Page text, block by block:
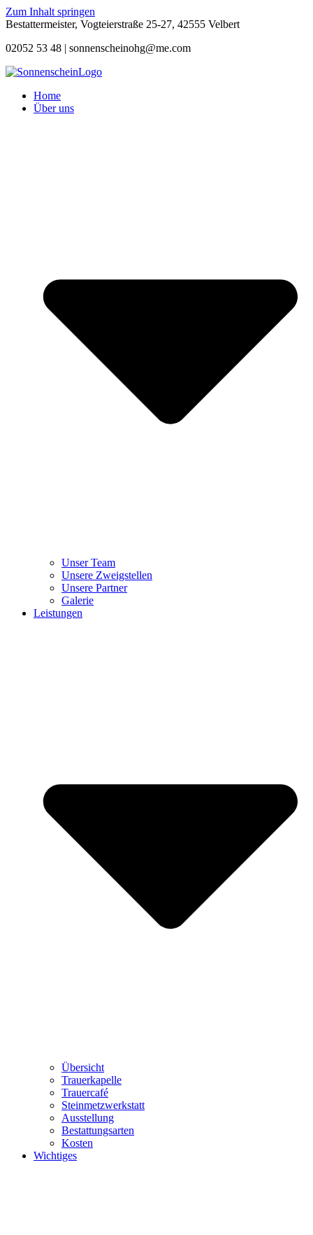
Zum Inhalt springen
Bestattermeister, Vogteierstraße 25-27, 42555 Velbert
02052 53 48 | sonnenscheinohg@me.com
Home
Über uns
Unser Team
Unsere Zweigstellen
Unsere Partner
Galerie
Leistungen
Übersicht
Trauerkapelle
Trauercafé
Steinmetzwerkstatt
Ausstellung
Bestattungsarten
Kosten
Wichtiges